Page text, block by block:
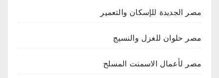
مصر الجديدة للإسكان والتعمير
مصر حلوان للغزل والنسيج
مصر لأعمال الاسمنت المسلح